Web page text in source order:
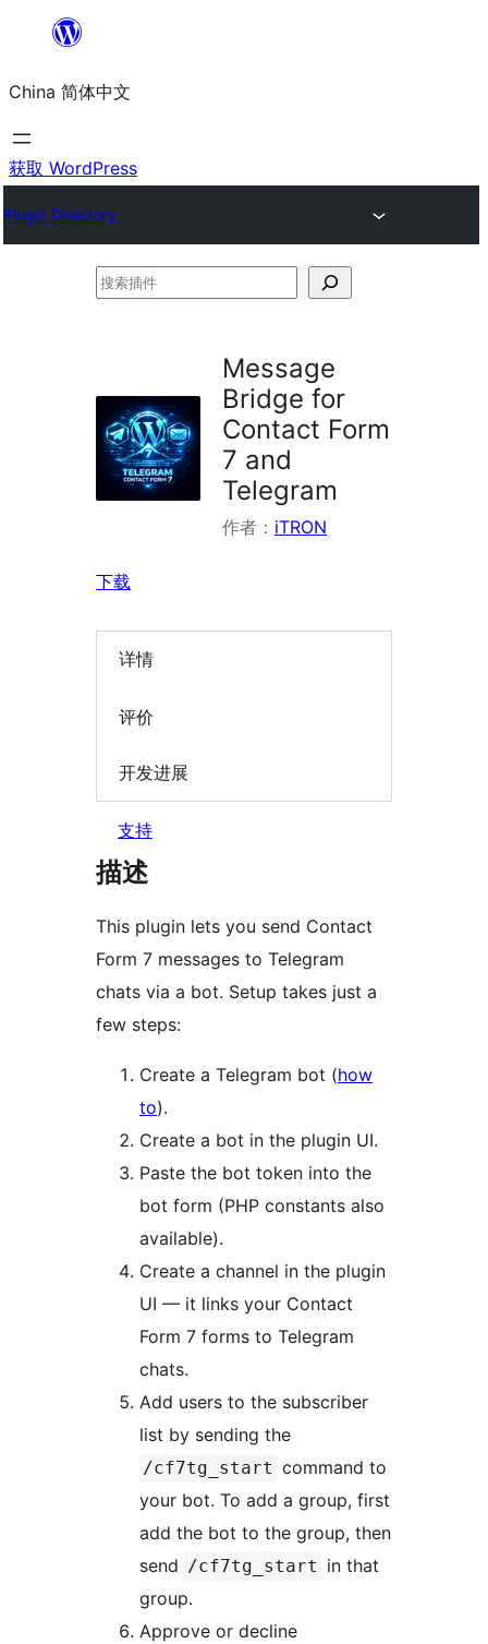
内
容
China 简体中文
获取 WordPress
Plugin Directory
搜
Message
Bridge for
Contact Form
7 and
Telegram
作者： iTRON
下载
详情
评价
开发进展
支持
描述
This plugin lets you send Contact
Form 7 messages to Telegram
chats via a bot. Setup takes just a
few steps:
Create a Telegram bot (how
to).
Create a bot in the plugin UI.
Paste the bot token into the
bot form (PHP constants also
available).
Create a channel in the plugin
UI — it links your Contact
Form 7 forms to Telegram
chats.
Add users to the subscriber
list by sending the
/cf7tg_start command to
your bot. To add a group, first
add the bot to the group, then
send /cf7tg_start in that
group.
Approve or decline